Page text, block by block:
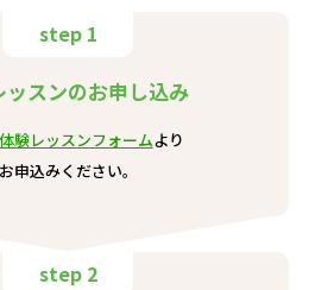
step 1
ッスンのお申し込み
体験レッスンフォームより
お申込みください。
step 2